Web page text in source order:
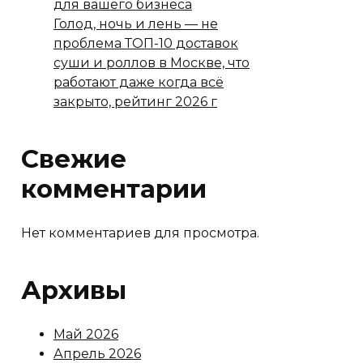
для вашего бизнеса
Голод, ночь и лень — не
проблема ТОП-10 доставок
суши и роллов в Москве, что
работают даже когда всё
закрыто, рейтинг 2026 г
Свежие
комментарии
Нет комментариев для просмотра.
Архивы
Май 2026
Апрель 2026